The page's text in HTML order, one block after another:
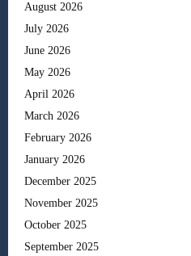
August 2026
July 2026
June 2026
May 2026
April 2026
March 2026
February 2026
January 2026
December 2025
November 2025
October 2025
September 2025